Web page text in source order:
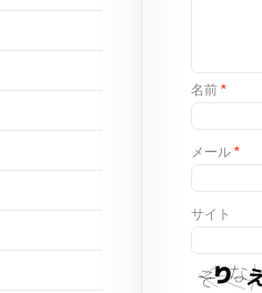
名前 *
メール *
サイト